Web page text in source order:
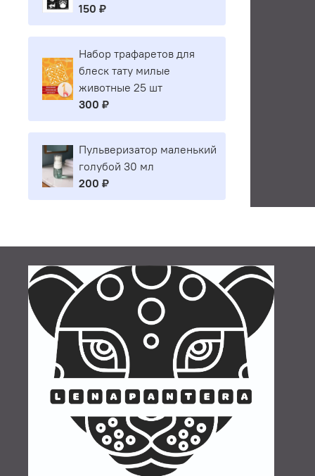
150 ₽
Набор трафаретов для
блеск тату милые
животные 25 шт
300 ₽
Пульверизатор маленький
голубой 30 мл
200 ₽